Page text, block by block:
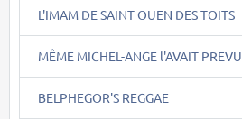
L'IMAM DE SAINT OUEN DES TOITS
MÊME MICHEL-ANGE l'AVAIT PREVU
BELPHEGOR'S REGGAE